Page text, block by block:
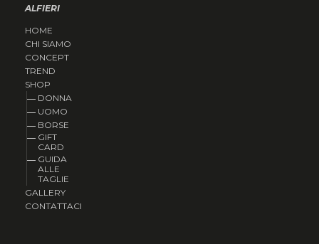
ALFIERI
HOME
CHI SIAMO
CONCEPT
TREND
SHOP
DONNA
UOMO
BORSE
GIFT
CARD
GUIDA
ALLE
TAGLIE
GALLERY
CONTATTACI